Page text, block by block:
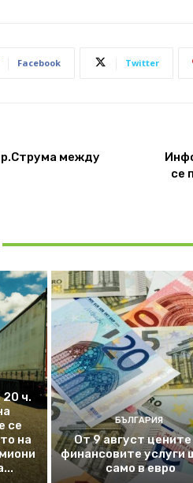
Facebook Twitter
р.Струма между
се
20 ч.
се
на
БЪЛГАРИЯ
От 9 август цените
финансовите услуги
само в евро